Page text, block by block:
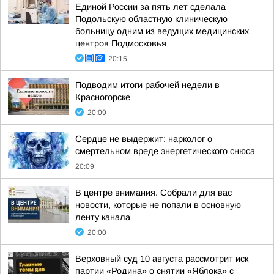
Единой России за пять лет сделала
Подольскую областную клиническую
больницу одним из ведущих медицинских
центров Подмосковья
20:15
Подводим итоги рабочей недели в
Красногорске
20:09
Сердце не выдержит: нарколог о
смертельном вреде энергетического снюса
20:09
В центре внимания. Собрали для вас
новости, которые не попали в основную
ленту канала
20:00
Верховный суд 10 августа рассмотрит иск
партии «Родина» о снятии «Яблока» с